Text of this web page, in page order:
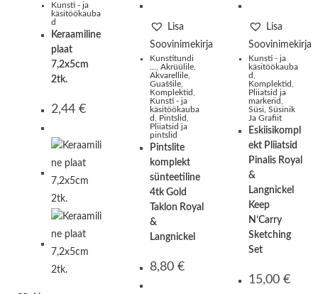
Kunsti - ja
käsitöökauba
d
Keraamiline
plaat
7,2x5cm
2tk.
2,44€
Lisa
Soovinimekirja
Kunstitundi
Akrüülile,
Akvarellile,
Guaššile,
Komplektid
Kunsti - ja
käsitöökauba
d
Pintslid
Pliiatsid ja
pintslid
Pintslite
komplekt
sünteetiline
4tk Gold
Taklon Royal
&
Langnickel
8,80 €
Lisa
Soovinimekirja
Kunsti - ja
käsitöökauba
d
Komplektid
Pliiatsid ja
markerid
Süsi, Süsinik
Ja Grafiit
Eskiisikompl
ekt Pliiatsid
Pinalis Royal
&
Langnickel
Keep
N’Carry
Sketching
Set
15,00 €